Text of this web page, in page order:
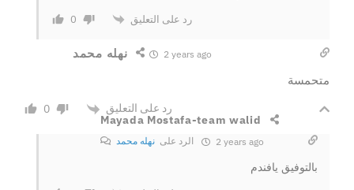
0 رد على التعليق
نهله محمد 2 years ago
متحمسة
0 رد على التعليق
Mayada Mostafa-team walid
الرد على نهله محمد 2 years ago
بالتوفيق يافندم